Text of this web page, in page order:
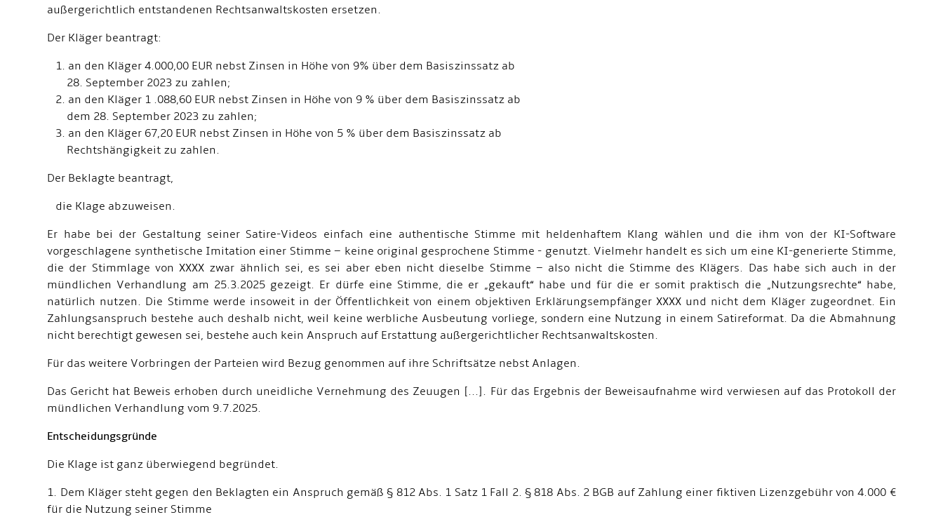
außergerichtlich entstandenen Rechtsanwaltskosten ersetzen.
Der Kläger beantragt:
1. an den Kläger 4.000,00 EUR nebst Zinsen in Höhe von 9% über dem Basiszinssatz ab
28. September 2023 zu zahlen;
2. an den Kläger 1 .088,60 EUR nebst Zinsen in Höhe von 9 % über dem Basiszinssatz ab
dem 28. September 2023 zu zahlen;
3. an den Kläger 67,20 EUR nebst Zinsen in Höhe von 5 % über dem Basiszinssatz ab
Rechtshängigkeit zu zahlen.
Der Beklagte beantragt,
die Klage abzuweisen.
Er habe bei der Gestaltung seiner Satire-Videos einfach eine authentische Stimme mit heldenhaftem Klang wählen und die ihm von der KI-Software
vorgeschlagene synthetische Imitation einer Stimme – keine original gesprochene Stimme - genutzt. Vielmehr handelt es sich um eine KI-generierte Stimme,
die der Stimmlage von XXXX zwar ähnlich sei, es sei aber eben nicht dieselbe Stimme – also nicht die Stimme des Klägers. Das habe sich auch in der
mündlichen Verhandlung am 25.3.2025 gezeigt. Er dürfe eine Stimme, die er „gekauft“ habe und für die er somit praktisch die „Nutzungsrechte“ habe,
natürlich nutzen. Die Stimme werde insoweit in der Öffentlichkeit von einem objektiven Erklärungsempfänger XXXX und nicht dem Kläger zugeordnet. Ein
Zahlungsanspruch bestehe auch deshalb nicht, weil keine werbliche Ausbeutung vorliege, sondern eine Nutzung in einem Satireformat. Da die Abmahnung
nicht berechtigt gewesen sei, bestehe auch kein Anspruch auf Erstattung außergerichtlicher Rechtsanwaltskosten.
Für das weitere Vorbringen der Parteien wird Bezug genommen auf ihre Schriftsätze nebst Anlagen.
Das Gericht hat Beweis erhoben durch uneidliche Vernehmung des Zeuugen [...]. Für das Ergebnis der Beweisaufnahme wird verwiesen auf das Protokoll der
mündlichen Verhandlung vom 9.7.2025.
Entscheidungsgründe
Die Klage ist ganz überwiegend begründet.
1. Dem Kläger steht gegen den Beklagten ein Anspruch gemäß § 812 Abs. 1 Satz 1 Fall 2. § 818 Abs. 2 BGB auf Zahlung einer fiktiven Lizenzgebühr von 4.000 €
für die Nutzung seiner Stimme